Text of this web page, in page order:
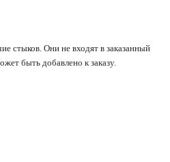
стыков. Они не входят в заказанный
быть добавлено к заказу.